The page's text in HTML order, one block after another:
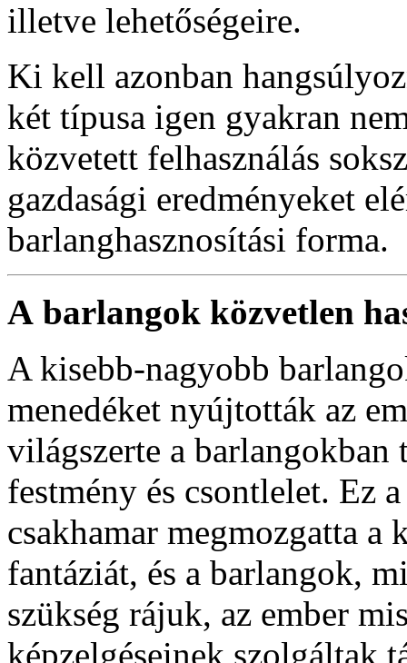
illetve lehetőségeire.
Ki kell azonban
két típusa igen gyakran
közvetett felhasználás
gazdasági eredményeket
barlanghasznosítási forma.
A barlangok közvetlen
A kisebb-nagyobb
menedéket nyújtották az
világszerte a barlangokban
festmény és csontlelet. Ez
csakhamar megmozgatta
fantáziát, és a barlangok,
szükség rájuk, az ember
képzelgéseinek szolgáltak